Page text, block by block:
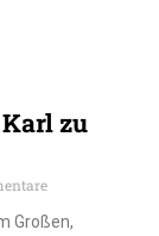
zu
Großen,